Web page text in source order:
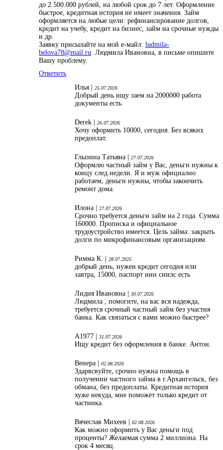
до 2.500.000 рублей, на любой срок до 7 лет. Оформление
быстрое, кредитная история не имеет значения. Займ
оформляется на любые цели: рефинансирование долгов,
кредит на учебу, кредит на бизнес, займ на срочные нужды
и др.
Заявку присылайте на мой е-майл: ludmila-
belova78@mail.ru Людмила Ивановна, в письме опишите
Вашу проблему.
Ответить
Илья | 25.07.2026
Добрый день ищу заем на 2000000 работа
документы есть
Derek | 26.07.2026
Хочу оформить 10000, сегодня. Без всяких
предоплат.
Глызина Татьяна | 27.07.2026
Оформлю частный займ у Вас, деньги нужны к
концу след.недели. Я и муж официално
работаем, деньги нужны, чтобы закончить
ремонт дома.
Илона | 27.07.2026
Срочно требуется деньги займ на 2 года. Сумма
160000. Прописка и официальное
трудоустройство имеется. Цель займа: закрыть
долги по микрофинансовым организациям.
Римма К. | 28.07.2025
добрый день, нужен кредит сегодня или
завтра, 15000, паспорт инн снилс есть
Лидия Ивановна | 30.07.2026
Людмила , помогите, на вас вся надежда,
требуется срочный частный займ без участия
банка. Как связаться с вами можно быстрее?
А1977 | 31.07.2026
Ищу кредит без оформления в банке. Антон.
Венера | 02.08.2026
Здарвсвуйте, срочно нужна помощь в
получении частного займа в г.Архангельск, без
обмана, без предоплаты. Кредитная история
хуже некуда, мне поможет только кредит от
частника.
Вячеслав Михеев | 02.08.2026
Как можно оформить у Вас деньги под
проценты? Желаемая сумма 2 миллиона. На
срок 4 месяц.